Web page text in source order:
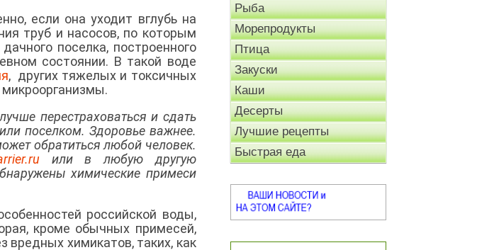
если она уходит вглубь на
труб и насосов, по которым
поселка, построенного
состоянии. В такой воде
, других тяжелых и токсичных
перестраховаться и сдать
поселком. Здоровье важнее.
обратиться любой человек.
или в любую другую
химические примеси
российской воды,
кроме обычных примесей,
вредных химикатов, таких, как
Рыба
Морепродукты
Птица
Закуски
Каши
Десерты
Лучшие рецепты
Быстрая еда